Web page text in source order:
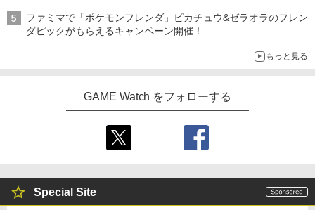
ニンテンドーeショップでは「大神 絶景版」が67%オフで990円
ファミマで「ポケモンフレンダ」ピカチュウ&ゼラオラのフレン
ダピックがもらえるキャンペーン開催！
もっと見る
GAME Watch をフォローする
Special Site